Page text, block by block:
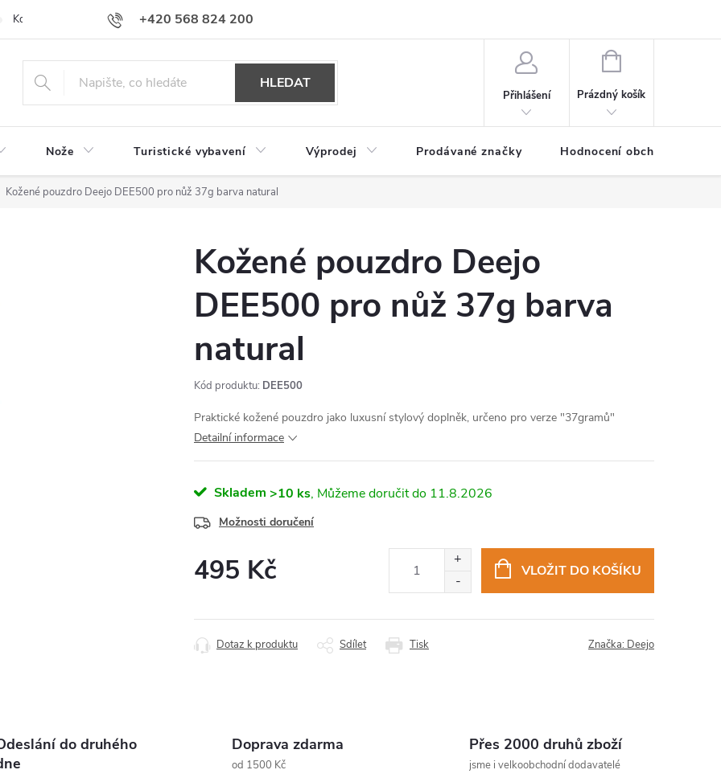
+420 568 824 200
Kontakty Doprava a platba Hodnocení obchodu
HLEDAT
Přihlášení
NÁKUPNÍ
Prázdný košík
Nože Turistické vybavení Výprodej Prodávané značky Hodnocení obchodu
Kožené pouzdro Deejo DEE500 pro nůž 37g barva natural
Kožené pouzdro Deejo
DEE500 pro nůž 37g barva
natural
Kód produktu: DEE500
Praktické kožené pouzdro jako luxusní stylový doplněk, určeno pro verze "37gramů"
Detailní informace
Skladem >10 ks 11.8.2026
Možnosti doručení
495 Kč VLOŽIT DO KOŠÍKU
Tisk
Dotaz k produktu Sdílet Značka: Deejo
do druhého
Doprava zdarma
od 1500 Kč
Přes 2000 druhů zboží
jsme i velkoobchodní dodavatelé